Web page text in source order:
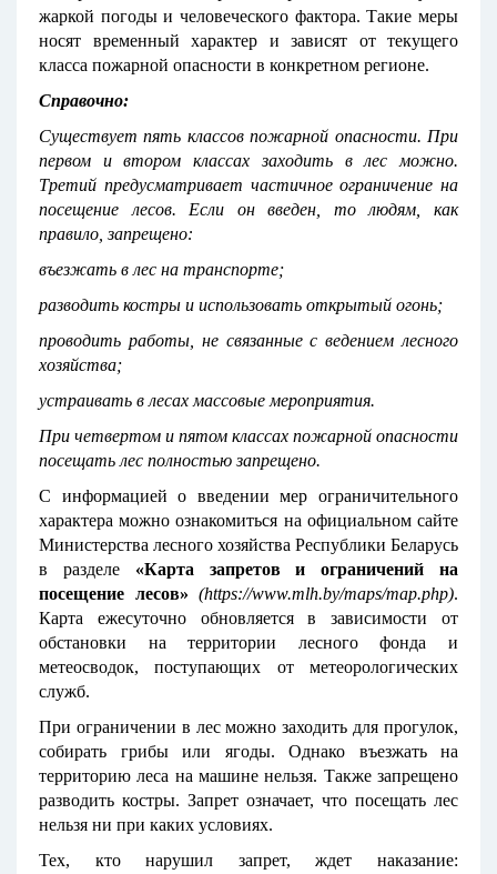
жаркой погоды и человеческого фактора. Такие меры
носят временный характер и зависят от текущего
класса пожарной опасности в конкретном регионе.
Справочно:
Существует пять классов пожарной опасности. При
первом и втором классах заходить в лес можно.
Третий предусматривает частичное ограничение на
посещение лесов. Если он введен, то людям, как
правило, запрещено:
въезжать в лес на транспорте;
разводить костры и использовать открытый огонь;
проводить работы, не связанные с ведением лесного
хозяйства;
устраивать в лесах массовые мероприятия.
При четвертом и пятом классах пожарной опасности
посещать лес полностью запрещено.
С информацией о введении мер ограничительного
характера можно ознакомиться на официальном сайте
Министерства лесного хозяйства Республики Беларусь
в разделе «Карта запретов и ограничений на
посещение лесов» (https://www.mlh.by/maps/map.php).
Карта ежесуточно обновляется в зависимости от
обстановки на территории лесного фонда и
метеосводок, поступающих от метеорологических
служб.
При ограничении в лес можно заходить для прогулок,
собирать грибы или ягоды. Однако въезжать на
территорию леса на машине нельзя. Также запрещено
разводить костры. Запрет означает, что посещать лес
нельзя ни при каких условиях.
Тех, кто нарушил запрет, ждет наказание: